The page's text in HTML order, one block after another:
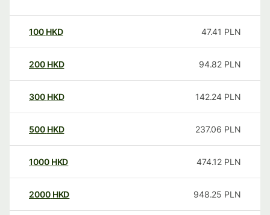
100 HKD 47.41 PLN
200 HKD 94.82 PLN
300 HKD 142.24 PLN
500 HKD 237.06 PLN
1000 HKD 474.12 PLN
2000 HKD 948.25 PLN